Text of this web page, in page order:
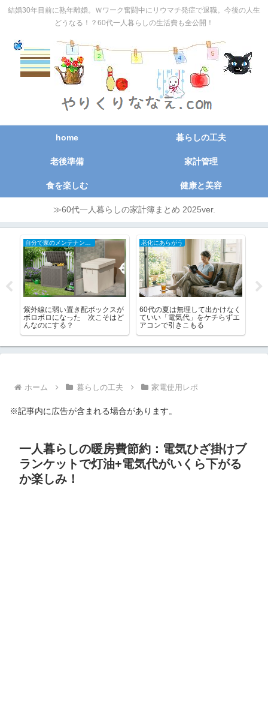
結婚30年目前に熟年離婚。Ｗワーク奮闘中にリウマチ発症で退職。今後の人生
どうなる！？60代一人暮らしの生活費も全公開！
home 暮らしの工夫
老後準備 家計管理
食を楽しむ 健康と美容
≫60代一人暮らしの家計簿まとめ 2025ver.
老化にあらがう
60代の夏は無理して出かけなく
ていい「電気代」をケチらずエ
アコンで引きこもる
私のくらし
「死んだら荷物はどうにでもし
てくれたらイイ」なんてどれだ
け手間がかかるか想像してみ
ホーム 暮らしの工夫 家電使用レポ
※記事内に広告が含まれる場合があります。
一人暮らしの暖房費節約：電気ひざ掛けブ
ランケットで灯油+電気代がいくら下がる
か楽しみ！